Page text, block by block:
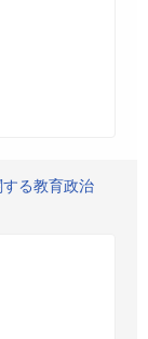
る教育政治